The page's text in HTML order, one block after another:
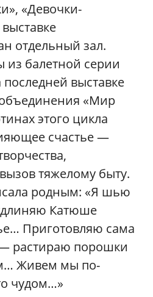
«Девочки-
отдельный зал.
из балетной серии
выставке
«Мир
этого цикла
счастье —
тяжелому быту.
родным: «Я шью
Катюше
Приготовляю сама
растираю порошки
Живем мы по-
чудом…»